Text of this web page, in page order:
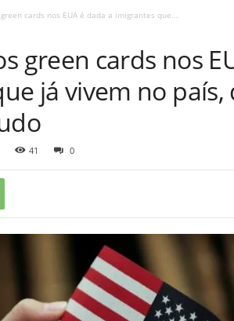
cards nos EUA é dada a imigrantes que...
green cards nos
já vivem no país,
41 0